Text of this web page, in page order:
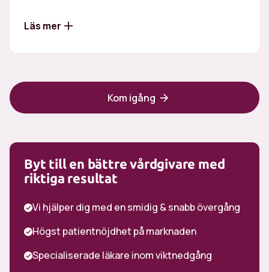
Läs mer
Kom igång
Byt till en bättre vårdgivare med
riktiga resultat
Vi hjälper dig med en smidig & snabb övergång
Högst patientnöjdhet på marknaden
Specialiserade läkare inom viktnedgång